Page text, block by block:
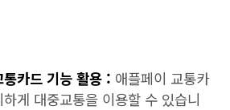
카드 기능 활용 : 애플페이 교통카
게 대중교통을 이용할 수 있습니